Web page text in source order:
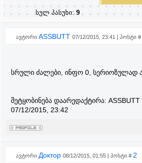
სულ პასუხი:9
ავტორი ASSBUTT 07/12/2015, 23:41 | პოსტი #
სრული ძალები, ინფო 0, სერიოზულად
შეტყობინება დაარედაქტირა: ASSBUTT
07/12/2015, 23:42
ავტორი Доктор 08/12/2015, 01:55 | პოსტი # 2